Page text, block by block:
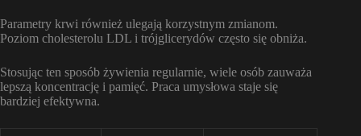
Parametry krwi również ulegają korzystnym zmianom.
Poziom cholesterolu LDL i trójglicerydów często się obniża.
Stosując ten sposób żywienia regularnie, wiele osób zauważa
lepszą koncentrację i pamięć. Praca umysłowa staje się
bardziej efektywna.